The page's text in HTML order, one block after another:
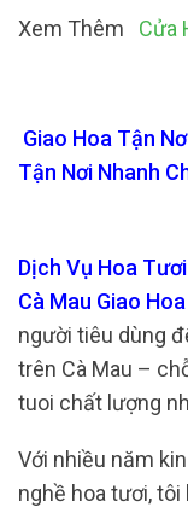
Xem Thêm Cửa
Giao Hoa Tận
Tận Nơi Nhanh
Dịch Vụ Hoa
Cà Mau Giao
người tiêu dùng
trên Cà Mau –
tuoi chất lượng
Với nhiều năm
nghề hoa tươi, tôi